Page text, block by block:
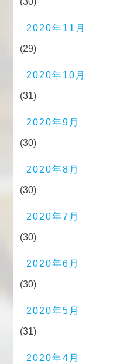
2020年11月
(29)
2020年10月
(31)
2020年9月
(30)
2020年8月
(30)
2020年7月
(30)
2020年6月
(30)
2020年5月
(31)
2020年4月